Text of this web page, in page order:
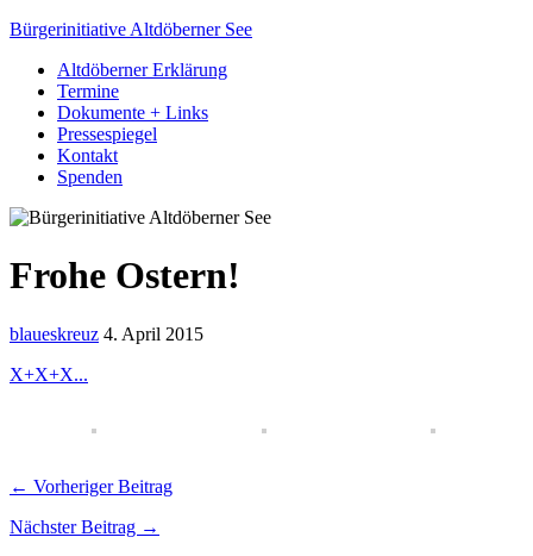
Bürgerinitiative Altdöberner See
Altdöberner Erklärung
Termine
Dokumente + Links
Pressespiegel
Kontakt
Spenden
Frohe Ostern!
blaueskreuz 4. April 2015
X+X+X...
← Vorheriger Beitrag
Nächster Beitrag →